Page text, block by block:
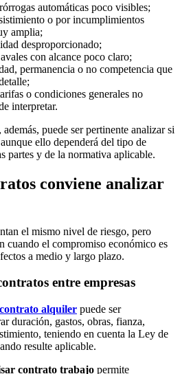
automáticas poco visibles;
o por incumplimientos
amplia;
desproporcionado;
con alcance poco claro;
permanencia o no competencia que
o condiciones generales no
interpretar.
puede ser pertinente analizar si
ello dependerá del tipo de
partes y de la normativa aplicable.
conviene analizar
el mismo nivel de riesgo, pero
cuando el compromiso económico es
a medio y largo plazo.
entre empresas
alquiler puede ser
duración, gastos, obras, fianza,
teniendo en cuenta la Ley de
resulte aplicable.
contrato trabajo permite